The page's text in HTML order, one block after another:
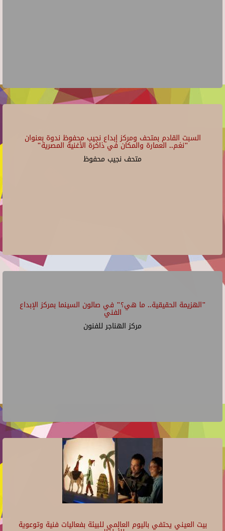
السبت القادم بمتحف ومركز إبداع نجيب محفوظ ندوة بعنوان
"نغم.. العمارة والمكان في ذاكرة الأغنية المصرية"
متحف نجيب محفوظ
"الهزيمة الحقيقية.. ما هي؟" في صالون السينما بمركز الإبداع
الفني
مركز الهناجر للفنون
بيت العيني يحتفي باليوم العالمي للبيئة بفعاليات فنية وتوعوية